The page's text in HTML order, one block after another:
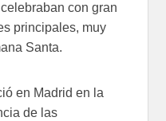
con gran
principales, muy
Santa.
en Madrid en la
de las